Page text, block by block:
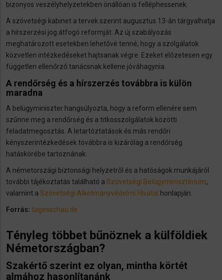
bizonyos veszélyhelyzetekben önállóan is felléphessenek.
A szövetségi kabinet a tervek szerint augusztus 13-án tárgyalhatja
a hírszerzési jog átfogó reformját. Az új szabályozás
meghatározott esetekben lehetővé tenné, hogy a szolgálatok
közvetlen intézkedéseket hajtsanak végre. Ezeket előzetesen egy
független ellenőrző tanácsnak kellene jóváhagynia.
A rendőrség és a hírszerzés továbbra is külön
maradna
A belügyminiszter hangsúlyozta, hogy a reform ellenére sem
szűnne meg a rendőrség és a titkosszolgálatok közötti
feladatmegosztás. A letartóztatások és más rendőri
kényszerintézkedések továbbra is kizárólag a rendőrség
hatáskörébe tartoznának.
A németországi biztonsági helyzetről és a hatóságok munkájáról
további tájékoztatás található a Szövetségi Belügyminisztérium,
valamint a Szövetségi Alkotmányvédelmi Hivatal honlapján.
Forrás: tagesschau.de
Tényleg többet bűnöznek a külföldiek
Németországban?
Szakértő szerint ez olyan, mintha körtét
almához hasonlítanánk